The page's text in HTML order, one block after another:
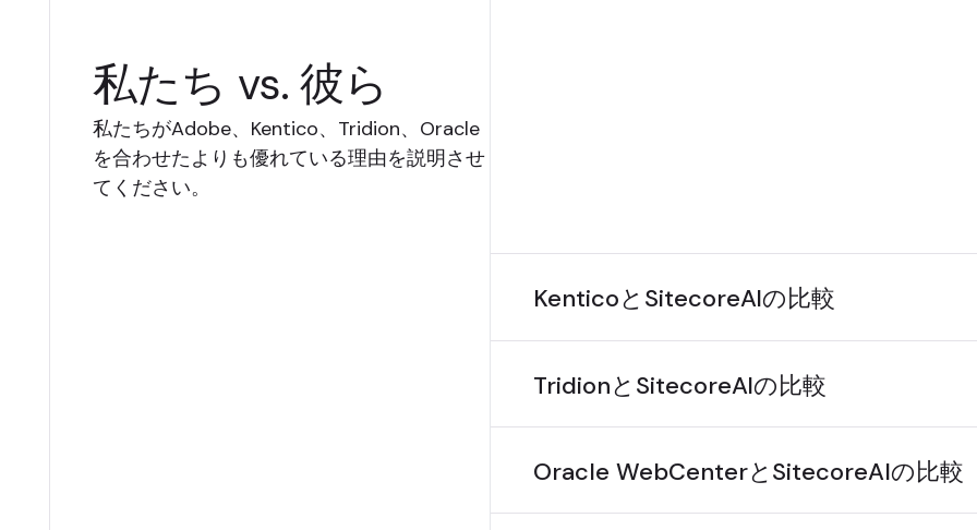
私たち vs. 彼ら
私たちがAdobe、Kentico、Tridion、Oracle
を合わせたよりも優れている理由を説明させ
てください。
KenticoとSitecoreAIの比較
TridionとSitecoreAIの比較
Oracle WebCenterとSitecoreAIの比較